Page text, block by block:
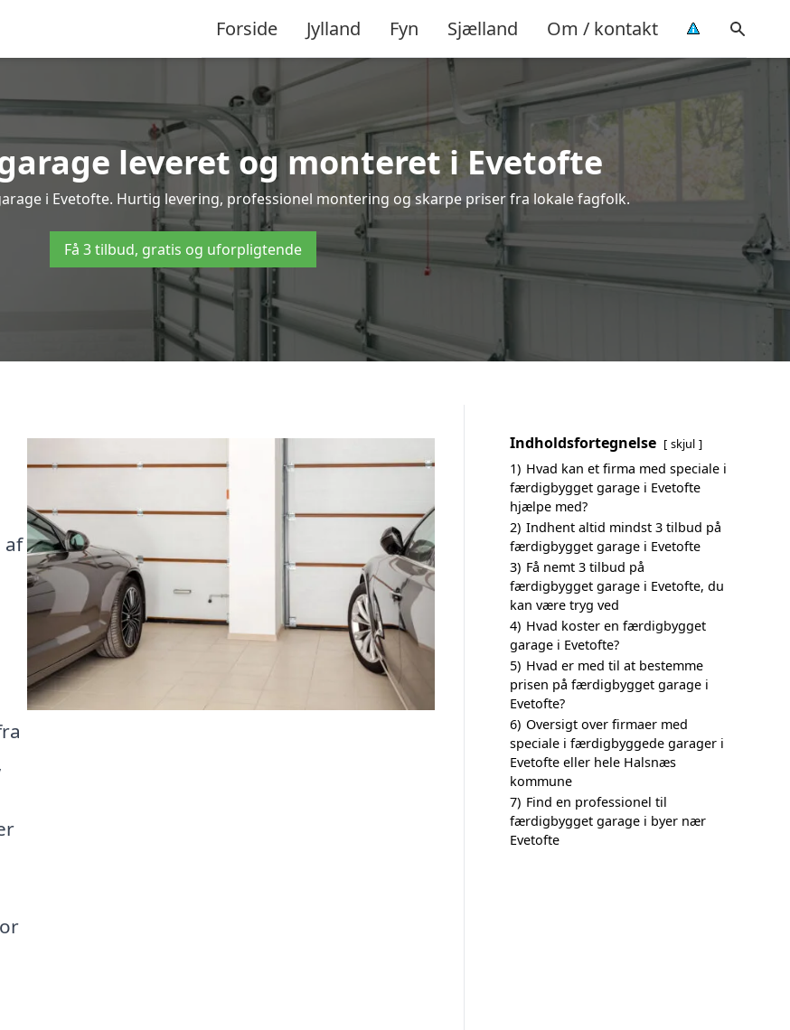
Forside Jylland Fyn Sjælland Om / kontakt
leveret og monteret i Evetofte
i Evetofte. Hurtig levering, professionel montering og skarpe priser fra lokale fagfolk.
Få 3 tilbud, gratis og uforpligtende
af
Indholdsfortegnelse skjul
1) Hvad kan et firma med speciale i
færdigbygget garage i Evetofte
hjælpe med?
2) Indhent altid mindst 3 tilbud på
færdigbygget garage i Evetofte
3) Få nemt 3 tilbud på
færdigbygget garage i Evetofte, du
kan være tryg ved
4) Hvad koster en færdigbygget
garage i Evetofte?
5) Hvad er med til at bestemme
prisen på færdigbygget garage i
Evetofte?
6) Oversigt over firmaer med
speciale i færdigbyggede garager i
Evetofte eller hele Halsnæs
kommune
7) Find en professionel til
færdigbygget garage i byer nær
Evetofte